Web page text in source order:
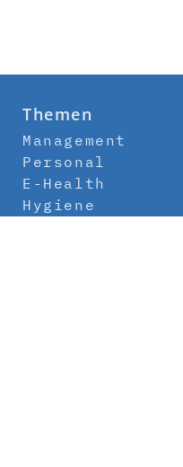
Themen
Management
Personal
E-Health
Hygiene